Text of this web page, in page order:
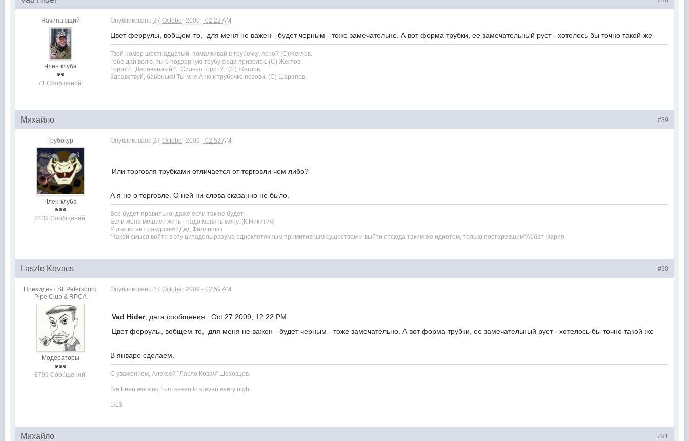
Начинающий
Член клуба
71 Сообщений:
Опубликовано27 October 2009 - 02:22 AM
Цвет феррулы, вобщем-то, для меня не важен - будет черным - тоже замечательно. А вот форма трубки, ее замечательный руст - хотелось бы точно такой-же
Твой номер шестнадцатый, помалкивай в трубочку, ясно? (С)Жеглов.
Тебе дай волю, ты б подзорную трубу сюда приволок. (С) Жеглов.
Горит?.. Деревянный?.. Сильно горит?.. (С) Жеглов.
Здравствуй, бабонька! Ты мне Аню к трубочке позови. (С) Шарапов.
#89
Михайло
Трубокур
Член клуба
3439 Сообщений:
Опубликовано27 October 2009 - 02:52 AM
Или торговля трубками отличается от торговли чем либо?
А я не о торговле. О ней ни слова сказанно не было.
Все будет правильно, даже если так не будет
Если жена мешает жить - надо менять жену. (К.Никитич)
У дырки нет ракурсов© Дед Филлипыч
"Какой смысл войти в эту цитадель разума одноклеточным примитивным существом и выйти отсюда таким же идиотом, только постаревшим"Аббат Фария
#90
Laszlo Kovacs
Президент St. Petersburg
Pipe Club & RPCA
Модераторы
8799 Сообщений:
Опубликовано27 October 2009 - 02:59 AM
Vad Hider, дата сообщения: Oct 27 2009, 12:22 PM
Цвет феррулы, вобщем-то, для меня не важен - будет черным - тоже замечательно. А вот форма трубки, ее замечательный руст - хотелось бы точно такой-же
В январе сделаем.
С уважением, Алексей "Ласло Ковач" Шеховцов.
I've been working from seven to eleven every night.
1/13
#91
Михайло